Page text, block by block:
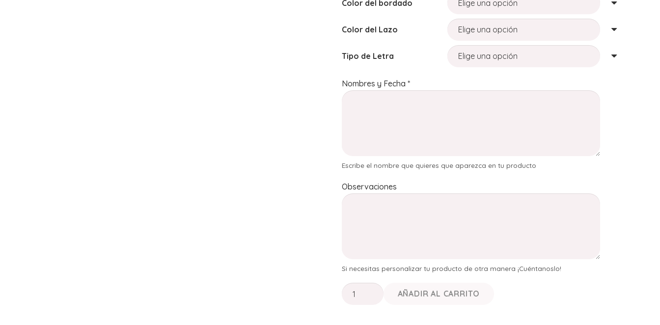
Color del bordado
Color del Lazo
Tipo de Letra
Nombres y Fecha *
Escribe el nombre que quieres que aparezca en tu producto
Observaciones
Si necesitas personalizar tu producto de otra manera ¡Cuéntanoslo!
BASTIDOR
AÑADIR AL CARRITO